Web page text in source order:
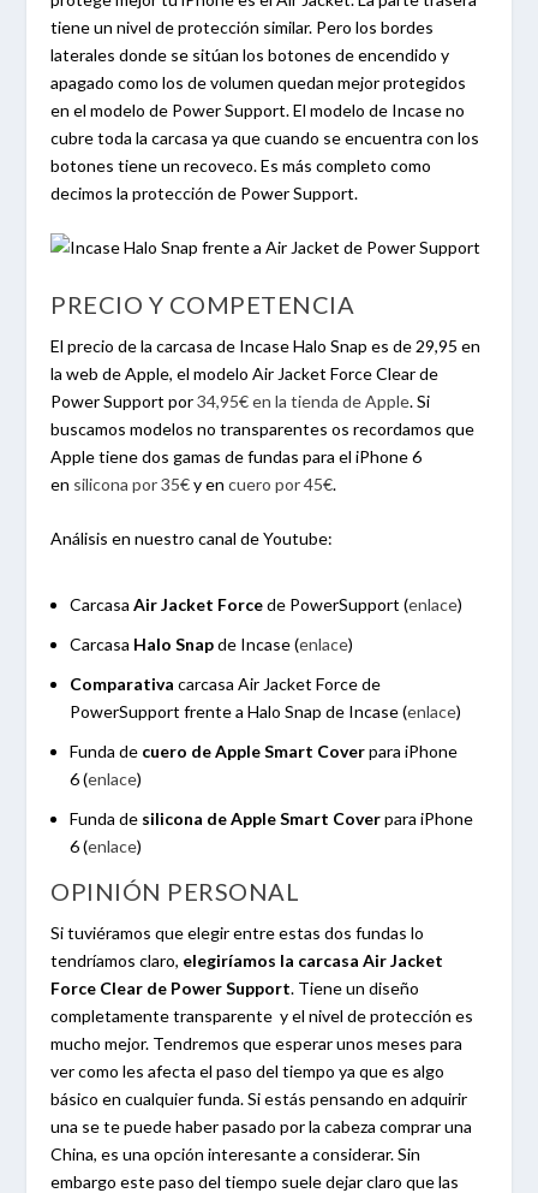
tiene un nivel de protección similar. Pero los bordes
laterales donde se sitúan los botones de encendido y
apagado como los de volumen quedan mejor protegidos
en el modelo de Power Support. El modelo de Incase no
cubre toda la carcasa ya que cuando se encuentra con los
botones tiene un recoveco. Es más completo como
decimos la protección de Power Support.
PRECIO Y COMPETENCIA
El precio de la carcasa de Incase Halo Snap es de 29,95 en
la web de Apple, el modelo Air Jacket Force Clear de
Power Support por34,95€ en la tienda de Apple. Si
buscamos modelos no transparentes os recordamos que
Apple tiene dos gamas de fundas para el iPhone 6
en silicona por 35€ y en cuero por 45€.
Análisis en nuestro canal de Youtube:
CarcasaAir Jacket Forcede PowerSupport (enlace)
Carcasa Halo Snapde Incase (enlace)
Comparativa carcasa Air Jacket Force de
PowerSupport frente a Halo Snap de Incase (enlace)
Funda de cuero de Apple Smart Coverpara iPhone
6 (enlace)
Funda de silicona de AppleSmart Coverpara iPhone
6 (enlace)
OPINIÓN PERSONAL
Si tuviéramos que elegir entre estas dos fundas lo
tendríamos claro, elegiríamos la carcasa Air Jacket
Force Clear de Power Support. Tiene un diseño
completamente transparente y el nivel de protección es
mucho mejor. Tendremos que esperar unos meses para
ver como les afecta el paso del tiempo ya que es algo
básico en cualquier funda. Si estás pensando en adquirir
una se te puede haber pasado por la cabeza comprar una
China, es una opción interesante a considerar. Sin
embargo este paso del tiempo suele dejar claro que las